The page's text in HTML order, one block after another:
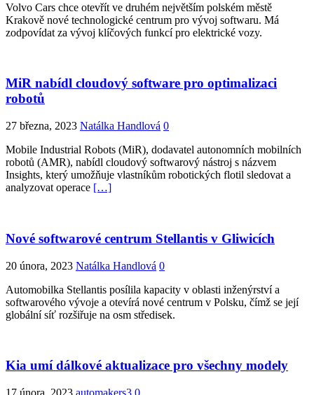
Volvo Cars chce otevřít ve druhém největším polském městě
Krakově nové technologické centrum pro vývoj softwaru. Má
zodpovídat za vývoj klíčových funkcí pro elektrické vozy.
MiR nabídl cloudový software pro optimalizaci
robotů
27 března, 2023 Natálka Handlová 0
Mobile Industrial Robots (MiR), dodavatel autonomních mobilních
robotů (AMR), nabídl cloudový softwarový nástroj s názvem
Insights, který umožňuje vlastníkům robotických flotil sledovat a
analyzovat operace […]
Nové softwarové centrum Stellantis v Gliwicích
20 února, 2023 Natálka Handlová 0
Automobilka Stellantis posílila kapacity v oblasti inženýrství a
softwarového vývoje a otevírá nové centrum v Polsku, čímž se její
globální síť rozšiřuje na osm středisek.
Kia umí dálkové aktualizace pro všechny modely
17 února, 2023 automakers3 0